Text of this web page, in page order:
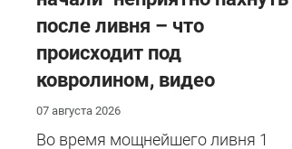
после ливня – что
происходит под
ковролином, видео
07 августа 2026
Во время мощнейшего ливня 1